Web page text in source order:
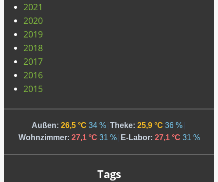
2021
2020
2019
2018
2017
2016
2015
Außen: 26,5 °C 34 % Theke: 25,9 °C 36 %
Wohnzimmer: 27,1 °C 31 % E-Labor: 27,1 °C 31 %
Tags